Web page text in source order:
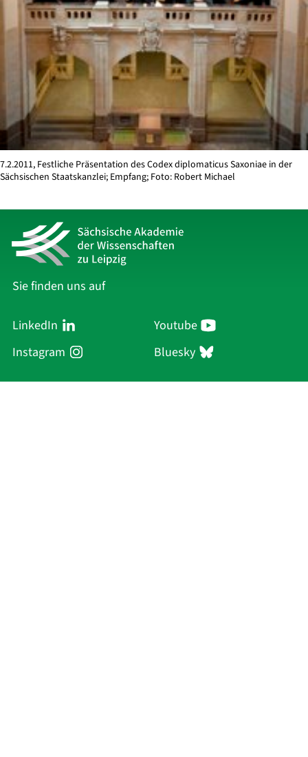
7.2.2011, Festliche Präsentation des Codex diplomaticus Saxoniae in der
Sächsischen Staatskanzlei; Empfang; Foto: Robert Michael
Sie finden uns auf
LinkedIn
Youtube
Instagram
Bluesky